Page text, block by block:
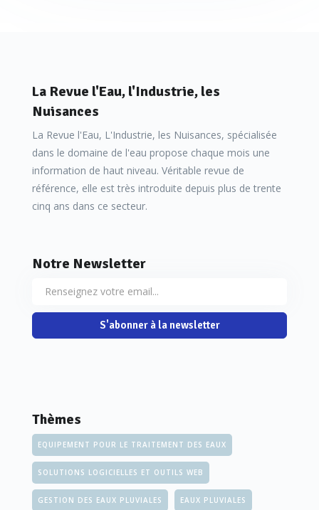
La Revue l'Eau, l'Industrie, les
Nuisances
La Revue l'Eau, L'Industrie, les Nuisances, spécialisée
dans le domaine de l'eau propose chaque mois une
information de haut niveau. Véritable revue de
référence, elle est très introduite depuis plus de trente
cinq ans dans ce secteur.
Notre Newsletter
S'abonner à la newsletter
Thèmes
EQUIPEMENT POUR LE TRAITEMENT DES EAUX
SOLUTIONS LOGICIELLES ET OUTILS WEB
GESTION DES EAUX PLUVIALES EAUX PLUVIALES